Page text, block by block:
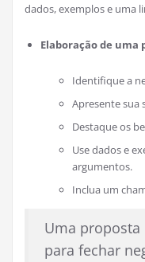
dados, exemplos e uma
Elaboração de uma
Identifique a
Apresente sua
Destaque os
Use dados e
argumentos.
Inclua um
Uma proposta
para fechar